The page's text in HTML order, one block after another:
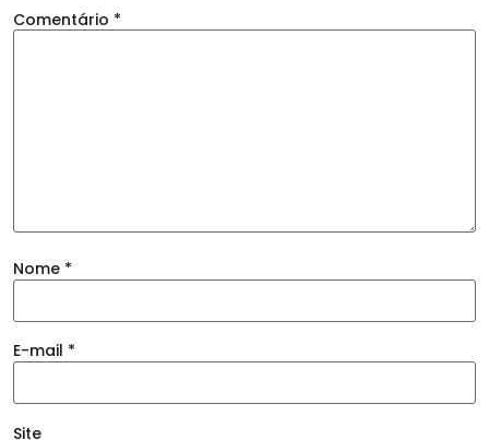
Comentário *
Nome *
E-mail *
Site